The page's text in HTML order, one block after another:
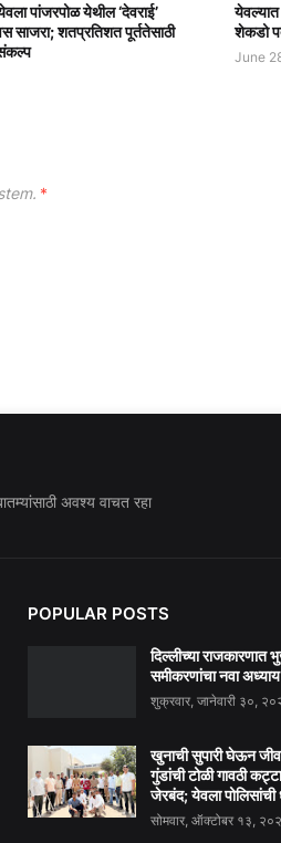
पांजरपोळ येथील ‘देवराई’
साजरा; शतप्रतिशत पूर्ततेसाठी
संकल्प
येवल्यात
शेकडो
June
*
अवश्य वाचत रहा
POPULAR POSTS
दिल्लीच्या राजकारणात
समीकरणांचा नवा अध्याय
शुक्रवार, जानेवारी ३०,
खुनाची सुपारी घेऊन
गुंडांची टोळी गावठी
जेरबंद; येवला
सोमवार, ऑक्टोबर १३,